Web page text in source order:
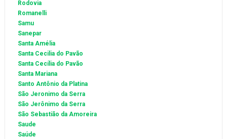
Rodovia
Romanelli
Samu
Sanepar
Santa Amélia
Santa Cecilia do Pavão
Santa Cecília do Pavão
Santa Mariana
Santo Antônio da Platina
São Jeronimo da Serra
São Jerônimo da Serra
São Sebastião da Amoreira
Saude
Saúde